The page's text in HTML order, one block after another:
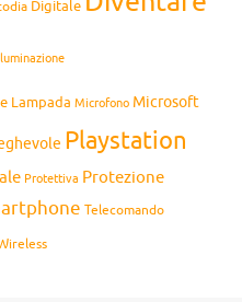
Digitale
Lampada Microfono Microsoft
Playstation
Protettiva Protezione
Telecomando